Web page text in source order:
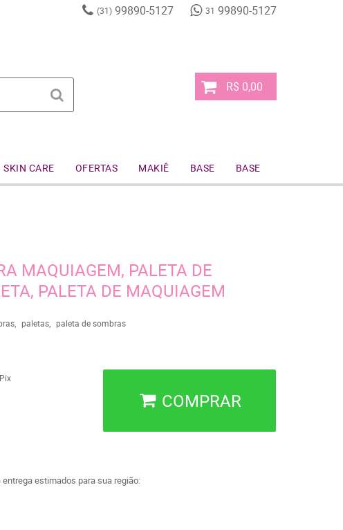
(31)99890-5127 31 99890-5127
R$ 0,00
SKIN CARE OFERTAS MAKIÊ BASE BASE
MAQUIAGEM, PALETA DE
PALETA DE MAQUIAGEM
paletas
paleta de sombras
COMPRAR
estimados para sua região: